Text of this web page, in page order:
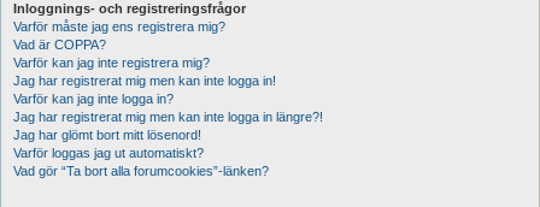
Inloggnings- och registreringsfrågor
Varför måste jag ens registrera mig?
Vad är COPPA?
Varför kan jag inte registrera mig?
Jag har registrerat mig men kan inte logga in!
Varför kan jag inte logga in?
Jag har registrerat mig men kan inte logga in längre?!
Jag har glömt bort mitt lösenord!
Varför loggas jag ut automatiskt?
Vad gör “Ta bort alla forumcookies”-länken?